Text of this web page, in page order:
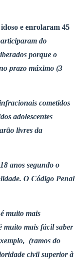
e enrolaram 45
do
porque o
prazo máximo (3
cometidos
adolescentes
livres da
anos segundo o
O Código Penal
muito mais
muito mais fácil saber
(ramos do
civil superior à